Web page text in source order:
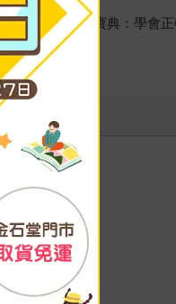
、《拜拜必備寶典：學會